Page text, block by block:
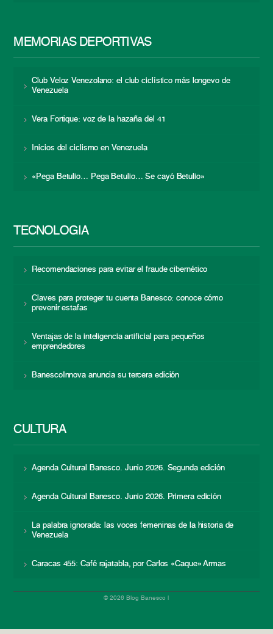
MEMORIAS DEPORTIVAS
Club Veloz Venezolano: el club ciclístico más longevo de
Venezuela
Vera Fortique: voz de la hazaña del 41
Inicios del ciclismo en Venezuela
«Pega Betulio… Pega Betulio… Se cayó Betulio»
TECNOLOGÍA
Recomendaciones para evitar el fraude cibernético
Claves para proteger tu cuenta Banesco: conoce cómo
prevenir estafas
Ventajas de la inteligencia artificial para pequeños
emprendedores
BanescoInnova anuncia su tercera edición
CULTURA
Agenda Cultural Banesco. Junio 2026. Segunda edición
Agenda Cultural Banesco. Junio 2026. Primera edición
La palabra ignorada: las voces femeninas de la historia de
Venezuela
Caracas 455: Café rajatabla, por Carlos «Caque» Armas
© 2026 Blog Banesco |